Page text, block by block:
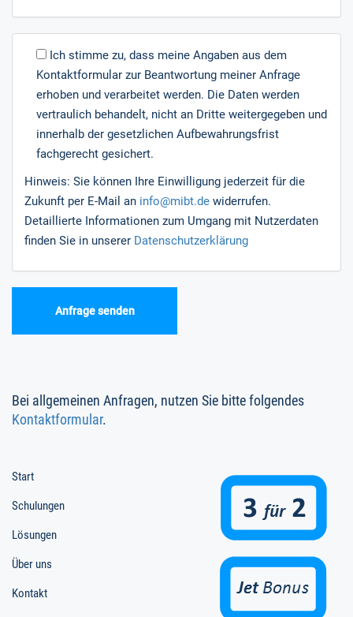
Ich stimme zu, dass meine Angaben aus dem
Kontaktformular zur Beantwortung meiner Anfrage
erhoben und verarbeitet werden. Die Daten werden
vertraulich behandelt, nicht an Dritte weitergegeben und
innerhalb der gesetzlichen Aufbewahrungsfrist
fachgerecht gesichert.
Hinweis: Sie können Ihre Einwilligung jederzeit für die
Zukunft per E-Mail an info@mibt.de widerrufen.
Detaillierte Informationen zum Umgang mit Nutzerdaten
finden Sie in unserer Datenschutzerklärung
Bei allgemeinen Anfragen, nutzen Sie bitte folgendes
Kontaktformular.
Start
Schulungen
Lösungen
Über uns
Kontakt